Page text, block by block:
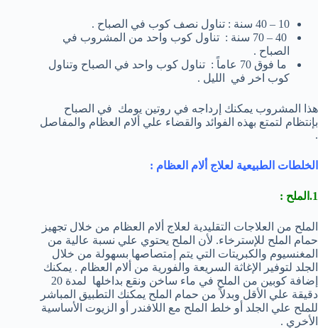
10 – 40 سنة : تناول نصف كوب في الصباح .
40 – 70 سنة : تناول كوب واحد من المشروب في
الصباح .
ما فوق 70 عاماً : تناول كوب واحد في الصباح وتناول
كوب اخر في الليل .
هذا المشروب يمكنك إرداجه في روتين يومك في الصباح
بإنتظام لتمتع بهذه الفوائد والقضاء علي ألام العظام والمفاصل
.
الخلطات الطبيعية لعلاج ألام العظام :
1.الملح :
الملح من العلاجات التقليدية لعلاج ألام العظام من خلال تجهيز
حمام الملح للإسترخاء. لأن الملح يحتوي علي نسبة عالية من
المغنسيوم والكبريتات التي يتم إمتصاصها بسهولة من خلال
الجلد لتوفير الإغاثة السريعة والفورية من ألام العظام . يمكنك
إضافة كوبين من الملح في ماء ساخن ونقع بداخلها لمدة 20
دقيقة علي الأقل وبدلاً من حمام الملح يمكنك التطبيق المباشر
للملح علي الجلد أو خلط الملح مع اللافندر أو الزيوت الأساسية
الأخري .